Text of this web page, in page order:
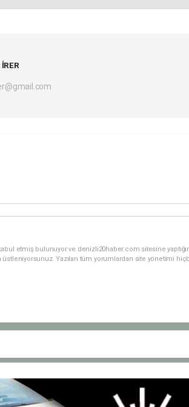
etmiş bulunuyor ve denizli20haber.com sitesine
üstleniyorsunuz. Yazılan tüm yorumlardan site yönetimi